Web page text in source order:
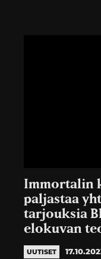
Immortalin
paljastaa
tarjouksia
elokuvan
UUTISET